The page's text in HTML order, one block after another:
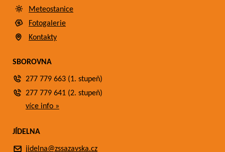
Meteostanice
Fotogalerie
Kontakty
SBOROVNA
277 779 663 (1. stupeň)
277 779 641 (2. stupeň)
více info »
JÍDELNA
jidelna@zssazavska.cz